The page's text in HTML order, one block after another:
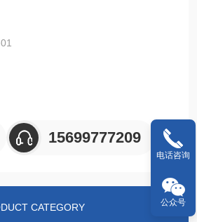
15699777209
CATEGORY
电话咨询
公众号